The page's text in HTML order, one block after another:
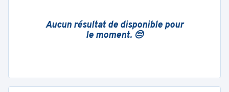
Aucun résultat de disponible pour
le moment. 😔